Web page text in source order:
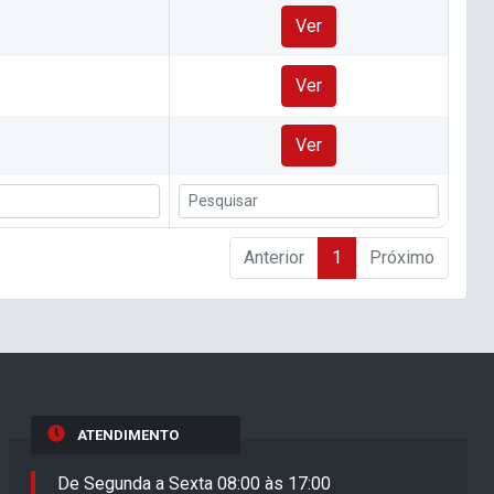
Ver
Ver
Ver
Anterior 1 Próximo
ATENDIMENTO
De Segunda a Sexta 08:00 às 17:00